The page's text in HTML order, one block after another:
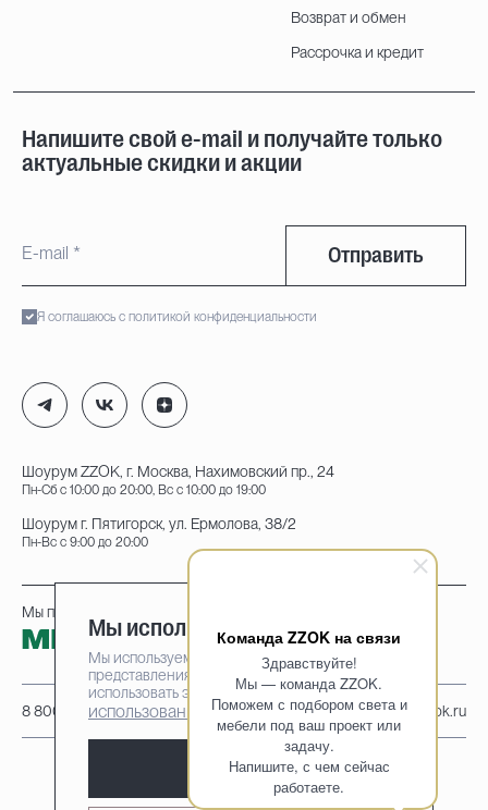
Команда ZZOK на связи
Здравствуйте!
Мы — команда ZZOK.
Поможем с подбором света и
мебели под ваш проект или
задачу.
Напишите, с чем сейчас
работаете.
Возврат и обмен
Рассрочка и кредит
Напишите свой e-mail и получайте только
актуальные скидки и акции
Отправить
Я соглашаюсь с политикой конфиденциальности
Шоурум ZZOK, г. Москва, Нахимовский пр., 24
Пн-Сб с 10:00 до 20:00, Вс с 10:00 до 19:00
Шоурум г. Пятигорск, ул. Ермолова, 38/2
Пн-Вс с 9:00 до 20:00
8 800 222-95-25 info@zzok.ru
Мы принимаем к оплате:
Мы используем cookie-файлы
Мы используем cookie-файлы для наилучшего
представления нашего сайта. Продолжая
использовать этот сайт, вы соглашаетесь на
использование cookie-файлов
Принять